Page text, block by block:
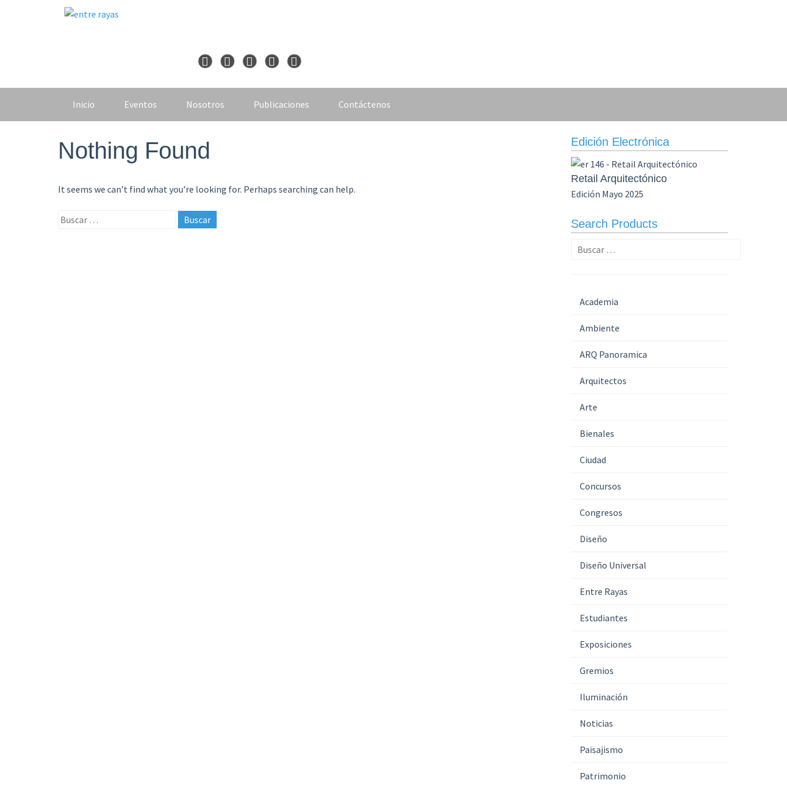
Inicio Eventos Nosotros Publicaciones Contáctenos
Nothing Found
It seems we can’t find what you’re looking for. Perhaps searching can help.
Buscar:
Edición Electrónica
Retail Arquitectónico
Edición Mayo 2025
Search Products
Buscar:
Academia
Ambiente
ARQ Panoramica
Arquitectos
Arte
Bienales
Ciudad
Concursos
Congresos
Diseño
Diseño Universal
Entre Rayas
Estudiantes
Exposiciones
Gremios
Iluminación
Noticias
Paisajismo
Patrimonio